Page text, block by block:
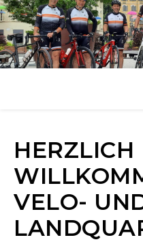
HERZLICH
VELO-